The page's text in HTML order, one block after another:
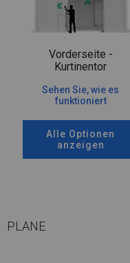
Vorderseite -
Kurtinentor
Sehen Sie, wie es
funktioniert
Alle Optionen
anzeigen
PLANE